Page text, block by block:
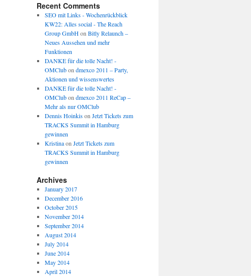
Recent Comments
SEO mit Links - Wochenrückblick
KW22: Alles social - The Reach
Group GmbHon Bitly Relaunch –
Neues Aussehen und mehr
Funktionen
DANKE für die tolle Nacht! -
OMClubon dmexco 2011 – Party,
Aktionen und wissenswertes
DANKE für die tolle Nacht! -
OMClubon dmexco 2011 ReCap –
Mehr als nur OMClub
Dennis Hoinkison Jetzt Tickets zum
TRACKS Summit in Hamburg
gewinnen
Kristinaon Jetzt Tickets zum
TRACKS Summit in Hamburg
gewinnen
Archives
January 2017
December 2016
October 2015
November 2014
September 2014
August 2014
July 2014
June 2014
May 2014
April 2014